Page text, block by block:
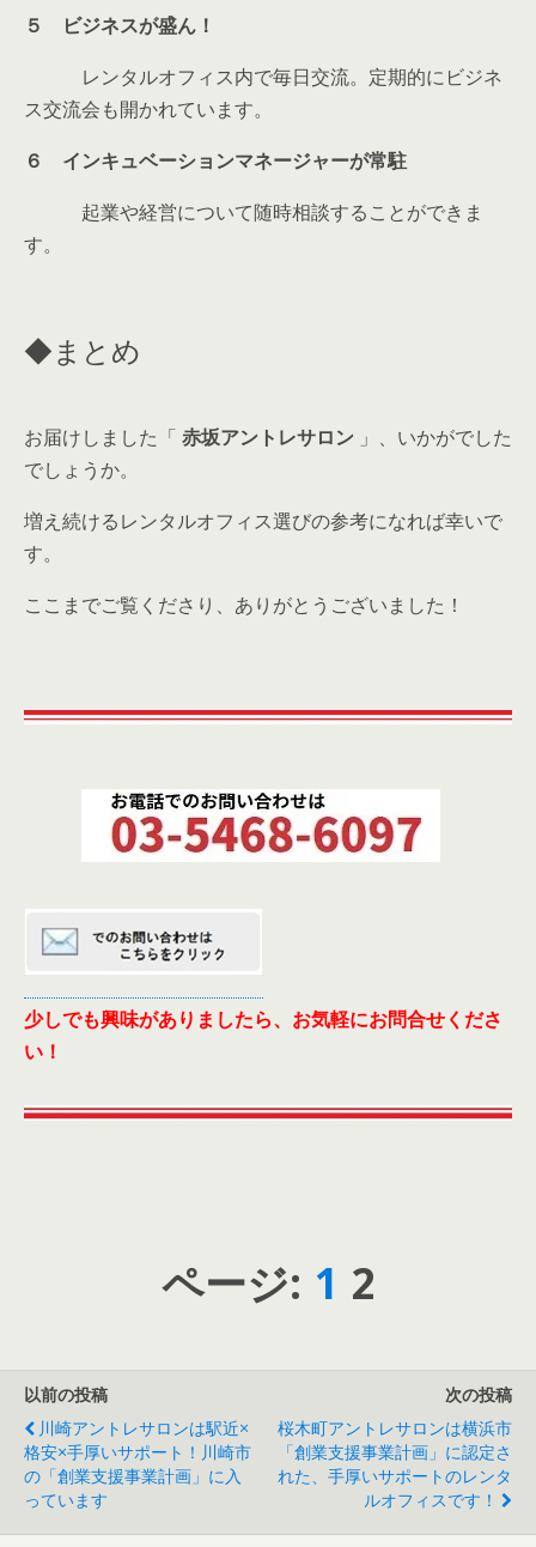
５ ビジネスが盛ん！
レンタルオフィス内で毎日交流。定期的にビジネ
ス交流会も開かれています。
６ インキュベーションマネージャーが常駐
起業や経営について随時相談することができま
す。
◆まとめ
お届けしました「 赤坂アントレサロン 」、いかがでした
でしょうか。
増え続けるレンタルオフィス選びの参考になれば幸いで
す。
ここまでご覧くださり、ありがとうございました！
少しでも興味がありましたら、お気軽にお問合せくださ
い！
ページ: 1 2
以前の投稿
川崎アントレサロンは駅近×
格安×手厚いサポート！川崎市
の「創業支援事業計画」に入
っています
次の投稿
桜木町アントレサロンは横浜市
「創業支援事業計画」に認定さ
れた、手厚いサポートのレンタ
ルオフィスです！